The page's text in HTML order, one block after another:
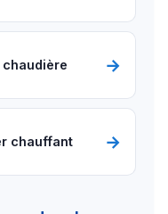
→
chauffant →